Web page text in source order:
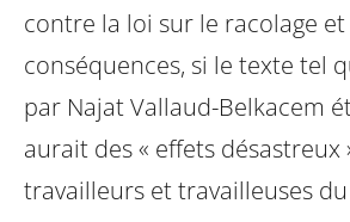
contre la loi sur le racolage et
conséquences, si le texte tel
par Najat Vallaud-Belkacem
aurait des « effets désastreux
travailleurs et travailleuses du